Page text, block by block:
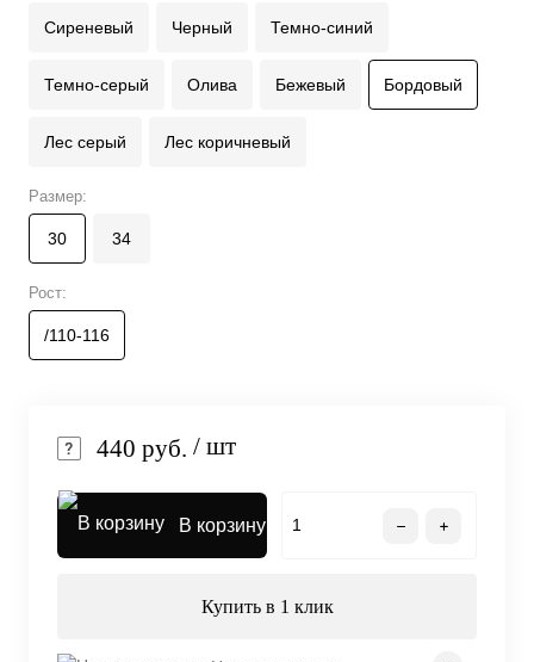
Сиреневый Черный Темно-синий
Темно-серый Олива Бежевый Бордовый
Лес серый Лес коричневый
Размер:
30 34
Рост:
/110-116
440 руб. / шт
В корзину
Купить в 1 клик